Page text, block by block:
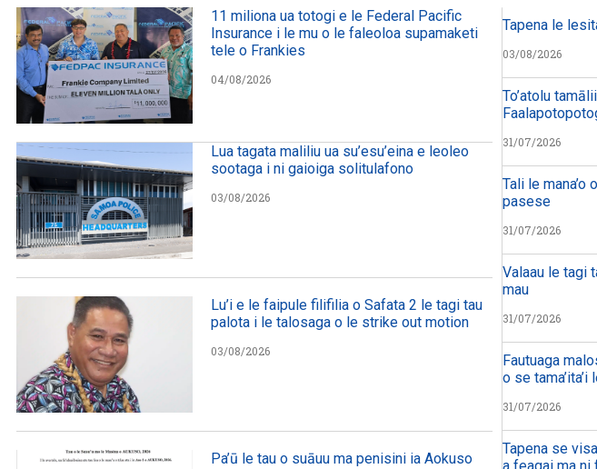
11 miliona ua totogi e le Federal Pacific
Insurance i le mu o le faleoloa supamaketi
tele o Frankies
04/08/2026
Lua tagata maliliu ua su’esu’eina e leoleo
sootaga i ni gaioiga solitulafono
03/08/2026
Lu’i e le faipule filifilia o Safata 2 le tagi tau
palota i le talosaga o le strike out motion
03/08/2026
Pa’ū le tau o suāuu ma penisini ia Aokuso
Tapena le
03/08/2026
To’atolu
31/07/2026
Tali le
pasese
31/07/2026
Valaau le tagi
mau
31/07/2026
Fautuaga
o se
31/07/2026
Tapena se